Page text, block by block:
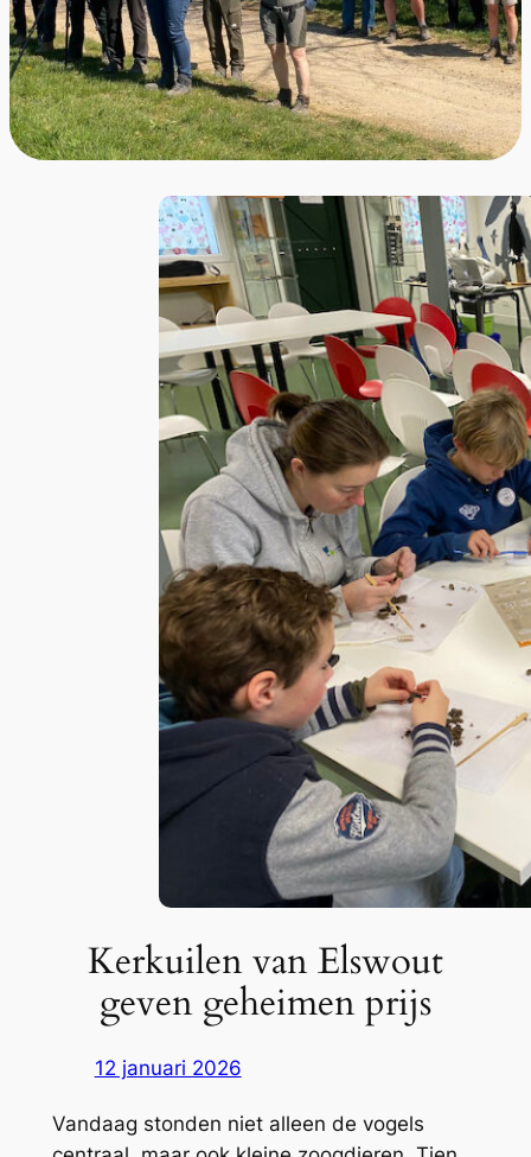
Kerkuilen van Elswout
geven geheimen prijs
12 januari 2026
Vandaag stonden niet alleen de vogels